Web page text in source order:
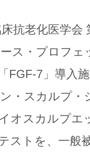
抗老化医学会
ス・プロフ
FGF-7」導入
・スカルプ
オスカルプエ
ストを、一般